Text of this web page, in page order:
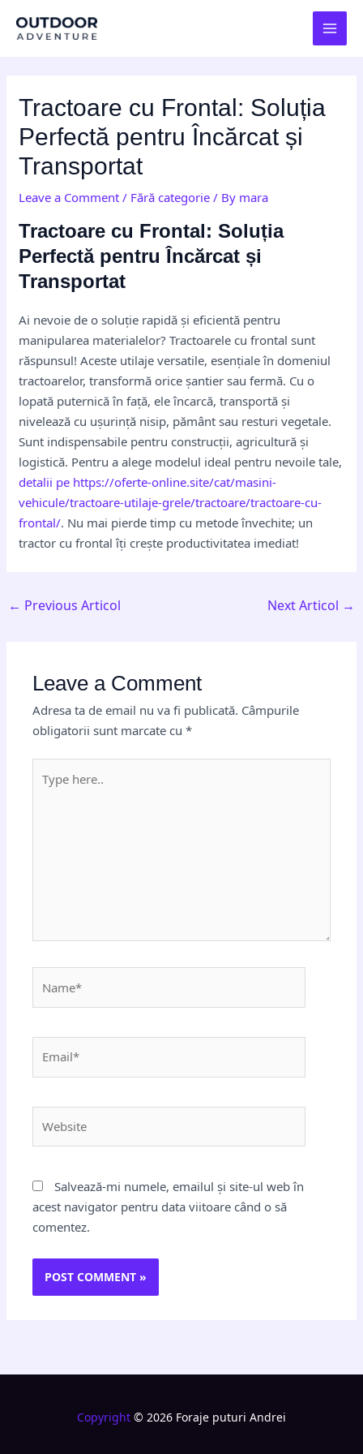
Tractoare cu Frontal: Soluția
Perfectă pentru Încărcat și
Transportat
Leave a Comment / Fără categorie / By mara
Tractoare cu Frontal: Soluția
Perfectă pentru Încărcat și
Transportat
Ai nevoie de o soluție rapidă și eficientă pentru
manipularea materialelor? Tractoarele cu frontal sunt
răspunsul! Aceste utilaje versatile, esențiale în domeniul
tractoarelor, transformă orice șantier sau fermă. Cu o
lopată puternică în față, ele încarcă, transportă și
nivelează cu ușurință nisip, pământ sau resturi vegetale.
Sunt indispensabile pentru construcții, agricultură și
logistică. Pentru a alege modelul ideal pentru nevoile tale,
detalii pe https://oferte-online.site/cat/masini-
vehicule/tractoare-utilaje-grele/tractoare/tractoare-cu-
frontal/. Nu mai pierde timp cu metode învechite; un
tractor cu frontal îți crește productivitatea imediat!
navigation
← Previous Articol Next Articol →
Leave a Comment
Adresa ta de email nu va fi publicată. Câmpurile
obligatorii sunt marcate cu*
here..
Salvează-mi numele, emailul și site-ul web în
acest navigator pentru data viitoare când o să
comentez.
Copyright © 2026 Foraje puturi Andrei